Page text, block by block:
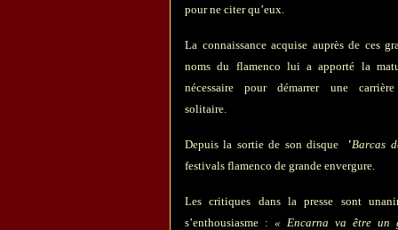
pour ne citer qu’eux.
La connaissance acquise auprès de ces
noms du flamenco lui a apporté la
nécessaire pour démarrer une
solitaire.
Depuis la sortie de son disque 'Barcas
festivals flamenco de grande envergure.
Les critiques dans la presse sont
s’enthousiasme : « Encarna va être un